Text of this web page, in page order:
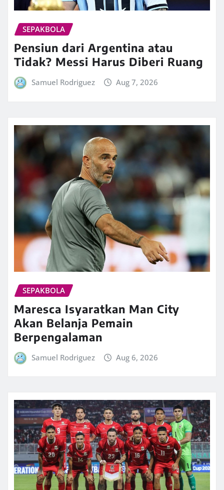
SEPAKBOLA
Pensiun dari Argentina atau
Tidak? Messi Harus Diberi Ruang
Samuel Rodriguez Aug 7, 2026
SEPAKBOLA
Maresca Isyaratkan Man City
Akan Belanja Pemain
Berpengalaman
Samuel Rodriguez Aug 6, 2026